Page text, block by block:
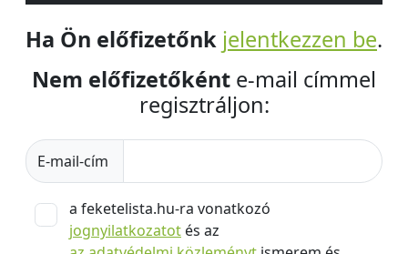
Ha Ön előfizetőnk jelentkezzen be.
Nem előfizetőként e-mail címmel
regisztráljon:
E-mail-cím
a feketelista.hu-ra vonatkozó
jognyilatkozatot és az